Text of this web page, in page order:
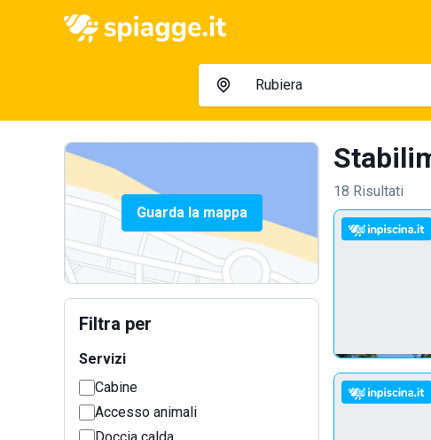
Guarda la mappa
Filtra per
Servizi
Cabine
Accesso animali
18 Risultati